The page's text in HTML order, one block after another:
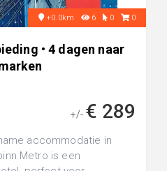
+0.0km 6 0 0
• 4 dagen naar
+/- € 289
accommodatie in
Metro is een